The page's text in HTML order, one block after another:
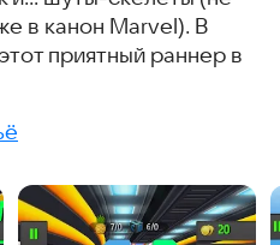
в канон Marvel). В
приятный раннер в